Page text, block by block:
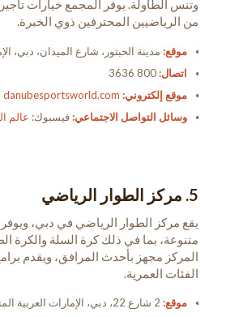
وتنس الطاولة. يوفر المجمع خيارات
من الرياضيين المحترفين ذوي الخبرة.
موقع:مدينة الحبتور، شارع الميدان، دبي،
اتصال:800 3636
موقع إلكتروني: danubesportsworld.com
وسائل التواصل الاجتماعي:فيسبوك: عالم
5. مركز الطوار الرياضي
يقع مركز الطوار الرياضي في دبي،
متنوعة، بما في ذلك كرة السلة والكرة
المركز مجهز بأحدث المرافق، ويقدم
الفئات العمرية.
موقع:2 شارع 22، دبي، الإمارات العربية المتحدة